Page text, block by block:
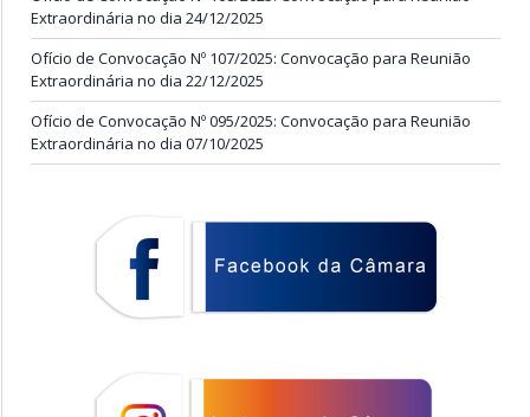
Extraordinária no dia 24/12/2025
Ofício de Convocação Nº 107/2025: Convocação para Reunião
Extraordinária no dia 22/12/2025
Ofício de Convocação Nº 095/2025: Convocação para Reunião
Extraordinária no dia 07/10/2025